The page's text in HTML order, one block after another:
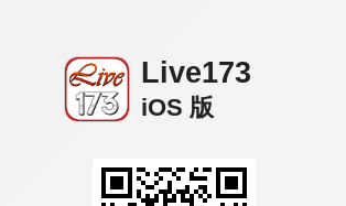
Live173
iOS 版